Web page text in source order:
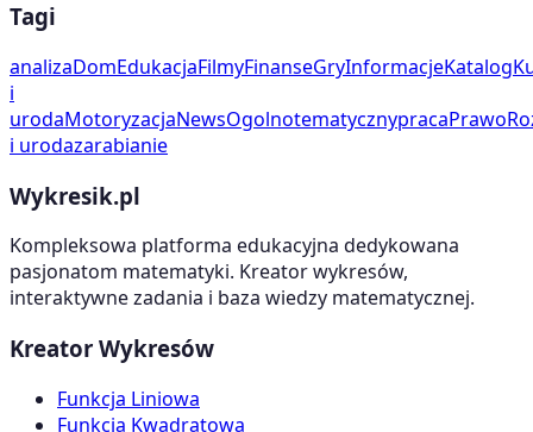
Tagi
analizaDomEdukacjaFilmyFinanseGryInformacjeKatalog
i
urodaMotoryzacjaNewsOgolnotematycznypracaPrawo
i urodazarabianie
Wykresik.pl
Kompleksowa platforma edukacyjna dedykowana
pasjonatom matematyki. Kreator wykresów,
interaktywne zadania i baza wiedzy matematycznej.
Kreator Wykresów
Funkcja Liniowa
Funkcja Kwadratowa